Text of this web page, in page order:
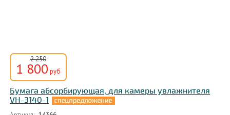
2 250
1 800 руб
Бумага абсорбирующая, для камеры увлажнителя
VH-3140-1